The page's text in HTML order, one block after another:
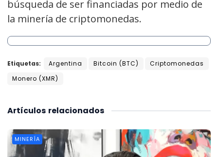
búsqueda de ser financiadas por medio de
la minería de criptomonedas.
Etiquetas: Argentina Bitcoin (BTC)
Criptomonedas
Monero (XMR)
relacionados
Artículos
MINERÍA